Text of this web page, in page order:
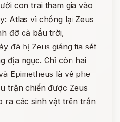
con trai tham gia vào
Atlas vì chống lại Zeus
đỡ cả bầu trời,
đã bị Zeus giáng tia sét
địa ngục. Chỉ còn hai
Epimetheus là về phe
trận chiến được Zeus
ra các sinh vật trên trần